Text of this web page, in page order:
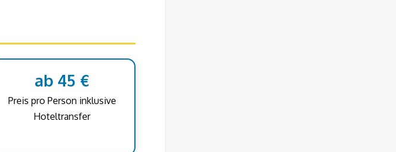
ab 45 €
Preis pro Person inklusive
Hoteltransfer